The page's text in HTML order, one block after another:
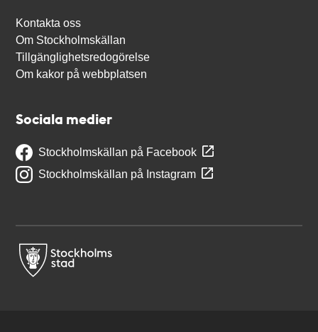
Kontakta oss
Om Stockholmskällan
Tillgänglighetsredogörelse
Om kakor på webbplatsen
Sociala medier
Stockholmskällan på Facebook
Stockholmskällan på Instagram